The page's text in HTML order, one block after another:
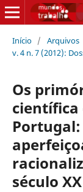
Início / Arquivos
v. 4 n. 7 (2012):
Os
científica
século